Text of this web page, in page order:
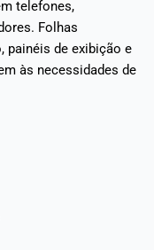
telefones,
Folhas
painéis de exibição e
às necessidades de